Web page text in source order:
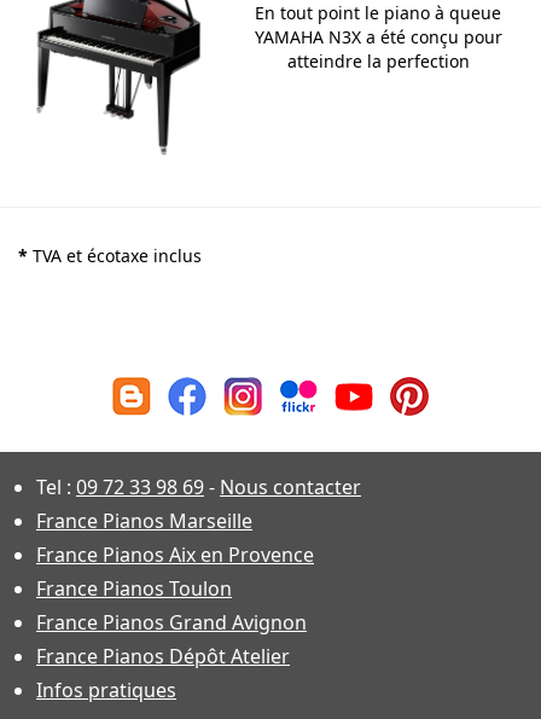
En tout point le piano à queue
YAMAHA N3X a été conçu pour
atteindre la perfection
* TVA et écotaxe inclus
Tel : 09 72 33 98 69- Nous contacter
France Pianos Marseille
France Pianos Aix en Provence
France Pianos Toulon
France Pianos Grand Avignon
France Pianos Dépôt Atelier
Infos pratiques